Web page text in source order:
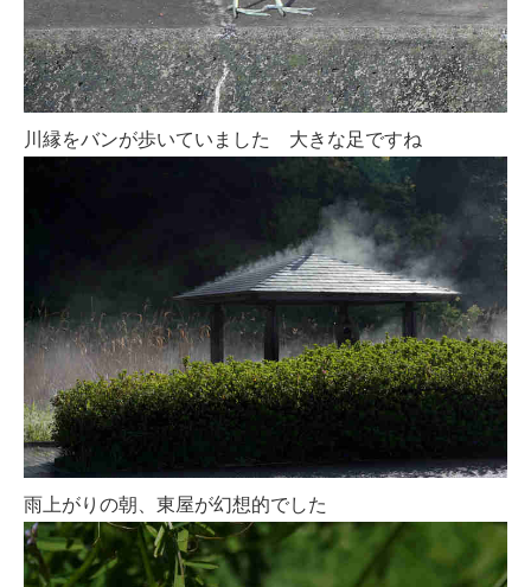
川縁をバンが歩いていました 大きな足ですね
雨上がりの朝、東屋が幻想的でした